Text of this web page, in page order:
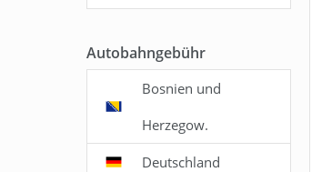
Autobahngebühr
Bosnien und
Herzegow.
Deutschland